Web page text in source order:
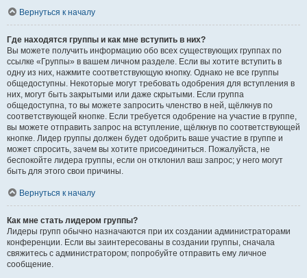
Вернуться к началу
Где находятся группы и как мне вступить в них?
Вы можете получить информацию обо всех существующих группах по
ссылке «Группы» в вашем личном разделе. Если вы хотите вступить в
одну из них, нажмите соответствующую кнопку. Однако не все группы
общедоступны. Некоторые могут требовать одобрения для вступления в
них, могут быть закрытыми или даже скрытыми. Если группа
общедоступна, то вы можете запросить членство в ней, щёлкнув по
соответствующей кнопке. Если требуется одобрение на участие в группе,
вы можете отправить запрос на вступление, щёлкнув по соответствующей
кнопке. Лидер группы должен будет одобрить ваше участие в группе и
может спросить, зачем вы хотите присоединиться. Пожалуйста, не
беспокойте лидера группы, если он отклонил ваш запрос; у него могут
быть для этого свои причины.
Вернуться к началу
Как мне стать лидером группы?
Лидеры групп обычно назначаются при их создании администраторами
конференции. Если вы заинтересованы в создании группы, сначала
свяжитесь с администратором; попробуйте отправить ему личное
сообщение.